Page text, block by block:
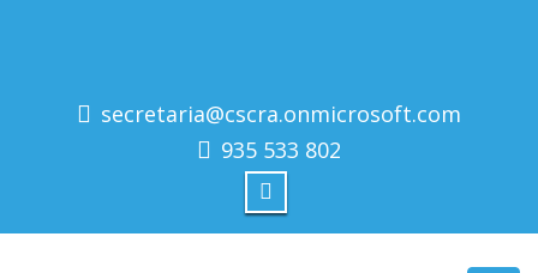
secretaria@cscra.onmicrosoft.com
935 533 802